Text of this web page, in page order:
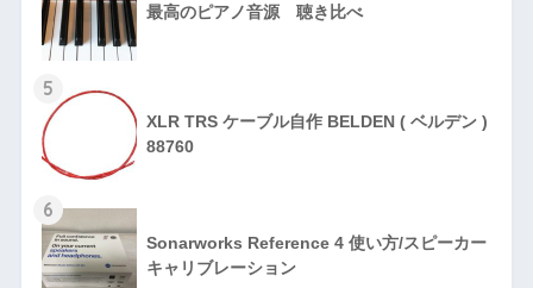
最高のピアノ音源 聴き比べ
5
XLR TRS ケーブル自作 BELDEN ( ベルデン )
88760
6
Sonarworks Reference 4 使い方/スピーカー
キャリブレーション